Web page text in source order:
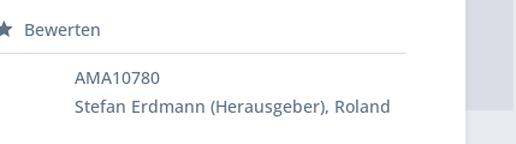
Bewerten
AMA10780
Stefan Erdmann (Herausgeber), Roland